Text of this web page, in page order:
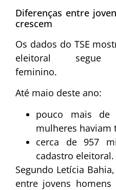
Diferenças entre
crescem
Os dados do TSE
eleitoral segue
feminino.
Até maio deste ano:
pouco mais
mulheres haviam
cerca de 957
cadastro eleitoral.
Segundo Letícia
entre jovens